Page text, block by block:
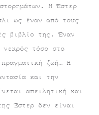
Η Έστερ
ως έναν από τους
βιβλίο της. Έναν
νεκρός τόσο στο
ζωή… Η
και την
απειλητική και
Έστερ δεν είναι